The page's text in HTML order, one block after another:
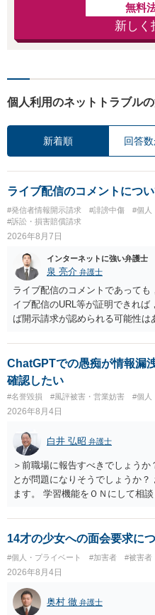
無料
新しく
個人利用のネットトラブル
新着順 回答
ライブ配信のコメントにつ
#発信者情報開示請求 #誹謗中傷 #個人
#訴訟・損害賠償請求
2026年8月7日
インターネットに強い弁護士
泉 亮介 弁護士
ライブ配信のコメントであって
イブ配信のURL等が証明できれ
ば開示請求が認められる可能性は
ChatGPTでの愚痴が情報漏
確認したい
#名誉毀損 #風評被害・営業妨害 #個人
2026年8月4日
白井 弘昭 弁護士
＞前職場に報告すべきでしょう
とが問題になりそうでしょうか
ます。 学習機能をＯＮにして相
する可能性がありますが、個人
般論として抽象化されて回答に
せんので、その情報自体が、秘
誉棄損として、個人や会社に対す
当たるとも思われません。 もち
に入力したかも第三者にしられる
をせずに書き込んだことで（おそ
14才の少女への面会要求に
#個人・プライベート #加害者 #被害者
2026年8月4日
奥村 徹 弁護士